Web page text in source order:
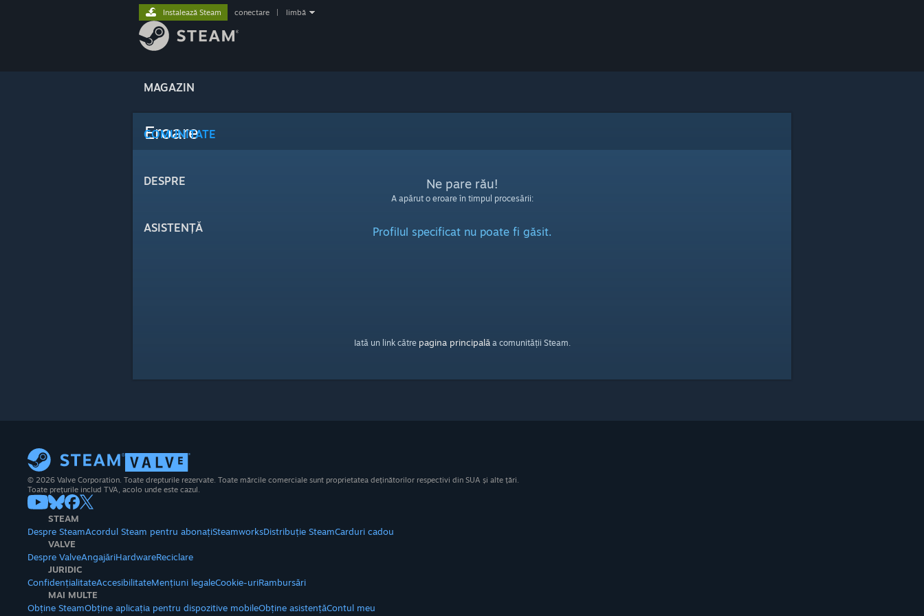
MAGAZIN
COMUNITATE
DESPRE
ASISTENȚĂ
Instalează Steam conectare limbă
Eroare
Ne pare rău!
A apărut o eroare în timpul procesării:
Profilul specificat nu poate fi găsit.
Iată un link către pagina principalăa comunității Steam.
© 2026 Valve Corporation. Toate drepturile rezervate. Toate mărcile comerciale sunt proprietatea deținătorilor respectivi din SUA și alte țări.
Toate prețurile includ TVA, acolo unde este cazul.
STEAM
Despre SteamAcordul Steam pentru abonațiSteamworksDistribuție SteamCarduri cadou
VALVE
Despre ValveAngajăriHardwareReciclare
JURIDIC
ConfidențialitateAccesibilitateMențiuni legaleCookie-uriRambursări
MAI MULTE
Obține SteamObține aplicația pentru dispozitive mobileObține asistențăContul meu